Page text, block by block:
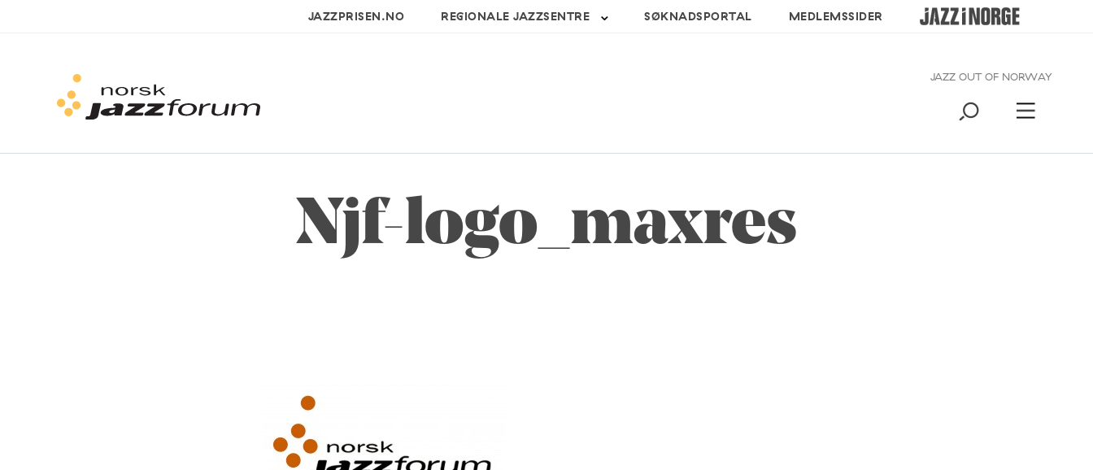
JAZZPRISEN.NO REGIONALE JAZZSENTRE SØKNADSPORTAL MEDLEMSSIDER
JAZZ OUT OF NORWAY
Njf-logo_maxres